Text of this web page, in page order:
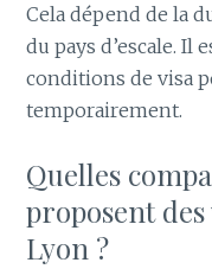
Cela dépend de la
du pays d’escale.
conditions de visa
temporairement.
Quelles
proposent
Lyon ?